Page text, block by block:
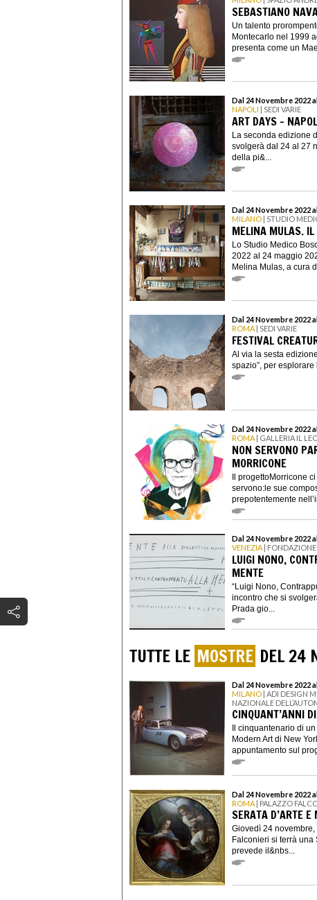
SEBASTIANO
Un talento
Montecarlo nel 1999
presenta come un
Dal 24 Novembre 2022
NAPOLI | SEDI VARIE
ART DAYS -
La seconda edizione
svolgerà dal 24 al 27
della pi&...
Dal 24 Novembre 2022
MILANO | STUDIO
MELINA MULAS. IL
Lo Studio Medico
2022 al 24 maggio
Melina Mulas, a cura
Dal 24 Novembre 2022
ROMA | SEDI VARIE
FESTIVAL
Al via la sesta
spazio”, per esplorare
Dal 24 Novembre 2022
ROMA | GALLERIA IL
NON SERVONO
MORRICONE
Il progettoMorricone
servono:le sue
prepotentemente
Dal 24 Novembre 2022
VENEZIA |
LUIGI NONO,
MENTE
“Luigi Nono,
incontro che si
Prada gio...
TUTTE LE MOSTRE DEL 24
Dal 24 Novembre 2022
MILANO | ADI DESIGN
NAZIONALE
CINQUANT’ANNI
Il cinquantenario di
Modern Art di New
appuntamento sul
Dal 24 Novembre 2022
ROMA | PALAZZO
SERATA D’ARTE E
Giovedì 24
Falconieri si terrà una
prevede il&nbs...